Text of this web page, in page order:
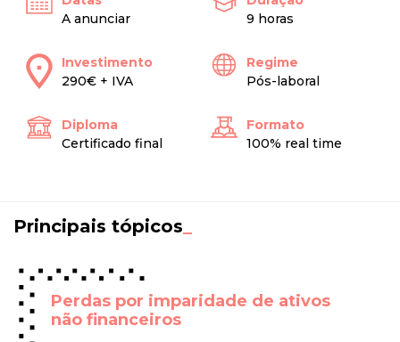
A anunciar
9 horas
Investimento
290€ + IVA
Regime
Pós-laboral
Diploma
Certificado final
Formato
100% real time
Principais tópicos
Perdas por imparidade de ativos
não financeiros